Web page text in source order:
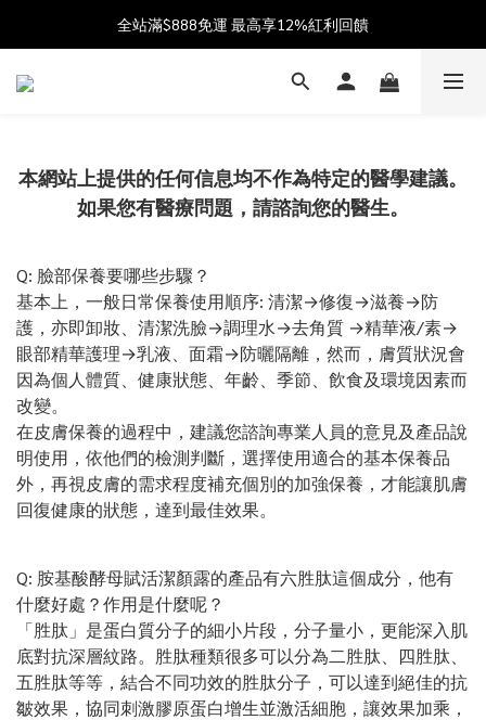
加入會員送$100購物金  加入LINE社群享優惠價
全站滿$888免運 最高享12%紅利回饋
父親節獻禮 8/1-8/10 滿 $888 好禮雙重送 最高送$888購物金!
本網站上提供的任何信息均不作為特定的醫學建議。
如果您有醫療問題，請諮詢您的醫生。
Q: 臉部保養要哪些步驟？
基本上，一般日常保養使用順序: 清潔→修復→滋養→防
護，亦即卸妝、清潔洗臉→調理水→去角質 →精華液/素→
眼部精華護理→乳液、面霜→防曬隔離，然而，膚質狀況會
因為個人體質、健康狀態、年齡、季節、飲食及環境因素而
改變。
在皮膚保養的過程中，建議您諮詢專業人員的意見及產品說
明使用，依他們的檢測判斷，選擇使用適合的基本保養品
外，再視皮膚的需求程度補充個別的加強保養，才能讓肌膚
回復健康的狀態，達到最佳效果。
Q: 胺基酸酵母賦活潔顏露的產品有六胜肽這個成分，他有
什麼好處？作用是什麼呢？
「胜肽」是蛋白質分子的細小片段，分子量小，更能深入肌
底對抗深層紋路。胜肽種類很多可以分為二胜肽、四胜肽、
五胜肽等等，結合不同功效的胜肽分子，可以達到絕佳的抗
皺效果，協同刺激膠原蛋白增生並激活細胞，讓效果加乘，